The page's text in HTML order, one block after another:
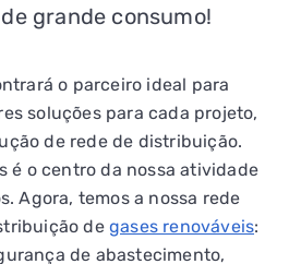
grande consumo!
o parceiro ideal para
soluções para cada projeto,
de rede de distribuição.
é o centro da nossa atividade
Agora, temos a nossa rede
degases renováveis:
de abastecimento,